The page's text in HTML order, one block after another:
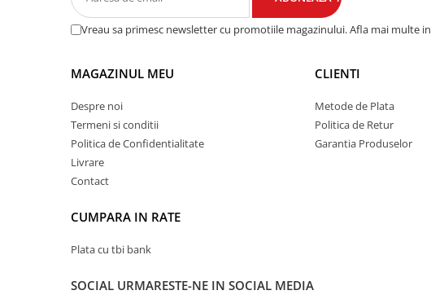
Vreau sa primesc newsletter cu promotiile magazinului. Afla mai multe in
MAGAZINUL MEU
Despre noi
Termeni si conditii
Politica de Confidentialitate
Livrare
Contact
CUMPARA IN RATE
Plata cu tbi bank
CLIENTI
Metode de Plata
Politica de Retur
Garantia Produselor
SOCIAL URMARESTE-NE IN SOCIAL MEDIA